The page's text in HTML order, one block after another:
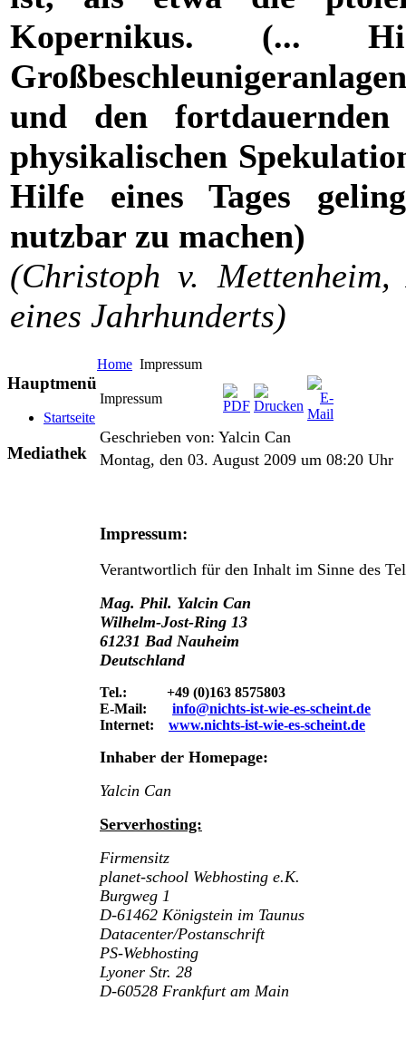
Kopernikus.
und den
physikalischen
Hilfe eines Tages
nutzbar zu machen)
(Christoph v.
eines Jahrhunderts)
Hauptmenü
Startseite
Mediathek
Home Impressum
Impressum
Geschrieben von: Yalcin Can
Montag, den 03. August 2009 um 08:20 Uhr
Impressum:
Verantwortlich für den Inhalt im Sinne des
Mag. Phil. Yalcin Can
Wilhelm-Jost-Ring 13
61231 Bad Nauheim
Deutschland
Tel.: +49 (0)163 8575803
E-Mail: info@nichts-ist-wie-es-scheint.de
Internet: www.nichts-ist-wie-es-scheint.de
Inhaber der Homepage:
Yalcin Can
Serverhosting:
Firmensitz
planet-school Webhosting e.K.
Burgweg 1
D-61462 Königstein im Taunus
Datacenter/Postanschrift
PS-Webhosting
Lyoner Str. 28
D-60528 Frankfurt am Main